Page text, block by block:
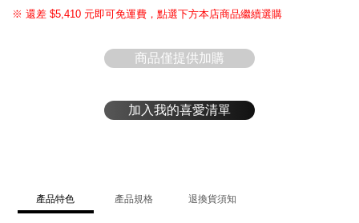
※ 還差 $5,410 元即可免運費，點選下方本店商品繼續選購
商品僅提供加購
加入我的喜愛清單
產品特色 產品規格 退換貨須知